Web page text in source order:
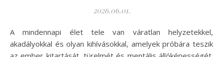
2026.06.01.
A mindennapi élet tele van váratlan helyzetekkel,
akadályokkal és olyan kihívásokkal, amelyek próbára teszik